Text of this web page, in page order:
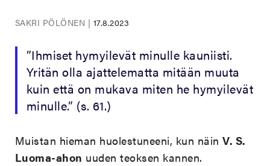
SAKRI PÖLÖNEN | 17.8.2023
”Ihmiset hymyilevät minulle kauniisti.
Yritän olla ajattelematta mitään muuta
kuin että on mukava miten he hymyilevät
minulle.” (s. 61.)
Muistan hieman huolestuneeni, kun näinV. S.
Luoma-ahon uuden teoksen kannen.